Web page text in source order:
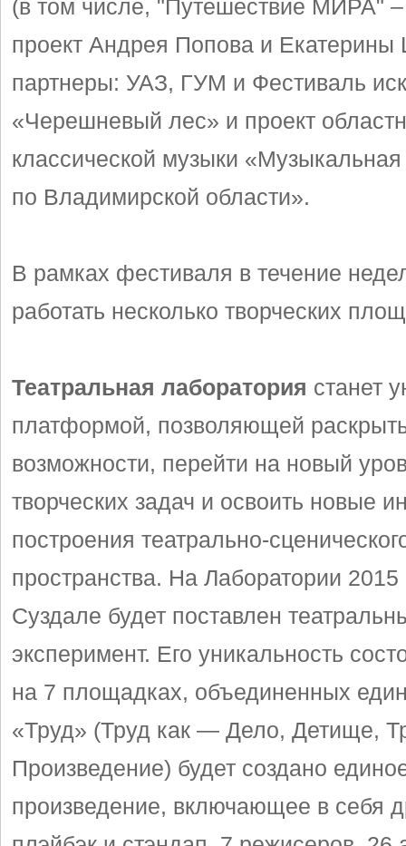
(в том числе, "Путешествие МИРА" –
проект Андрея Попова и
партнеры: УАЗ, ГУМ и Фестиваль
«Черешневый лес» и проект
классической музыки
по Владимирской области».
В рамках фестиваля в течение
работать несколько творческих
Театральная лаборатория станет
платформой, позволяющей
возможности, перейти на новый
творческих задач и освоить новые
построения театрально-
пространства. На Лаборатории 2015
Суздале будет поставлен
эксперимент. Его уникальность
на 7 площадках, объединенных
«Труд» (Труд как — Дело, Детище,
Произведение) будет создано
произведение, включающее в себя